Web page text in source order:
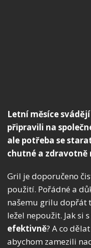
Letní měsíce
připravili na
ale potřeba se
chutné a zdravotně
Gril je doporučeno
použití. Pořádné a
našemu grilu dopřát
ležel nepoužit. Jak si
efektivně? A co
abychom zamezili